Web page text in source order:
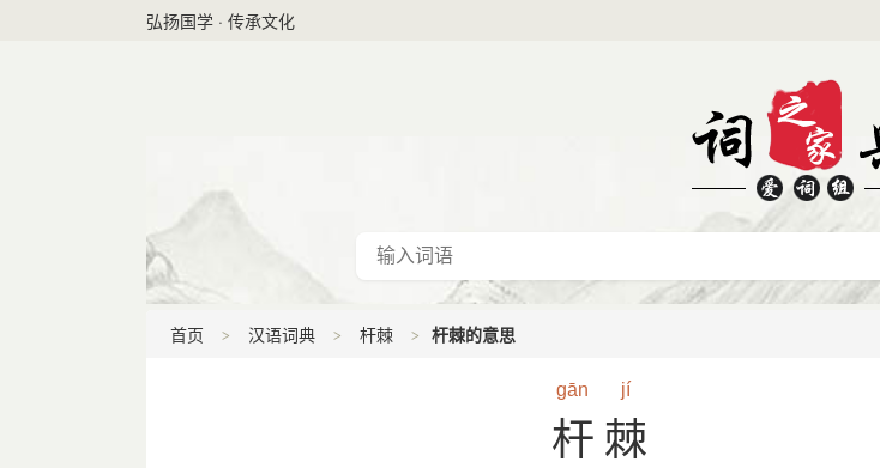
弘扬国学 · 传承文化
首页 汉语词典 杆棘 杆棘的意思
gān jí
杆棘